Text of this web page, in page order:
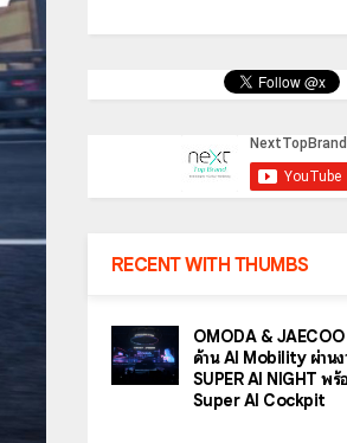
RECENT WITH THUMBS
OMODA &
ด้าน AI Mobility ผ่าน
SUPER AI NIGHT พร้
Super AI Cockpit